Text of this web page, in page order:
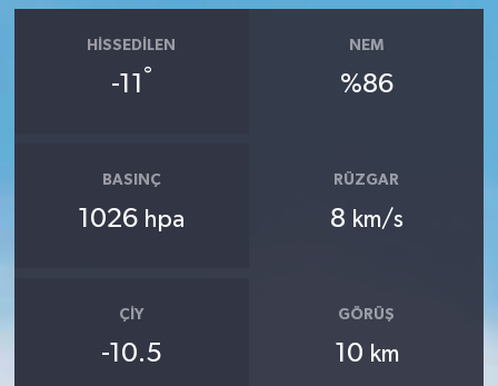
HISSEDILEN
-11 °
NEM
%86
BASINÇ
1026 hpa
RÜZGAR
8 km/s
ÇIY
-10.5
GÖRÜŞ
10 km